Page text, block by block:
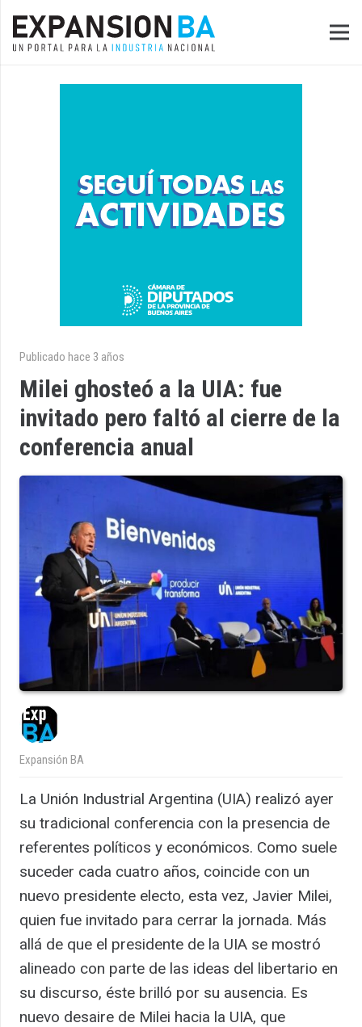
Publicado hace 3 años
Milei ghosteó a la UIA: fue
invitado pero faltó al cierre de la
conferencia anual
Expansión BA
La Unión Industrial Argentina (UIA) realizó ayer
su tradicional conferencia con la presencia de
referentes políticos y económicos. Como suele
suceder cada cuatro años, coincide con un
nuevo presidente electo, esta vez, Javier Milei,
quien fue invitado para cerrar la jornada. Más
allá de que el presidente de la UIA se mostró
alineado con parte de las ideas del libertario en
su discurso, éste brilló por su ausencia. Es
nuevo desaire de Milei hacia la UIA, que